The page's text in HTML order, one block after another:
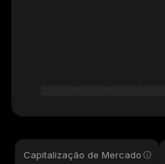
Capitalização de Mercado